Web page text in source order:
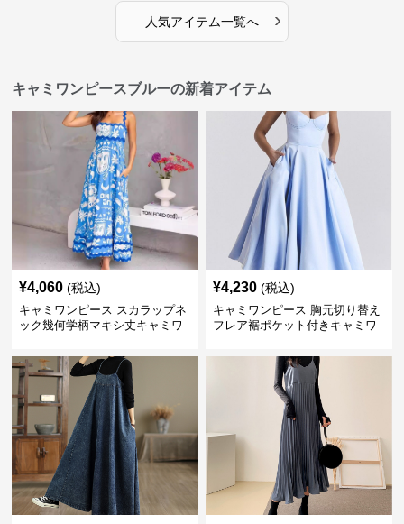
人気アイテム一覧へ ›
キャミワンピースブルーの新着アイテム
¥4,060 (税込)
キャミワンピース スカラップネ
ック幾何学柄マキシ丈キャミワ
¥4,230 (税込)
キャミワンピース 胸元切り替え
フレア裾ポケット付きキャミワ